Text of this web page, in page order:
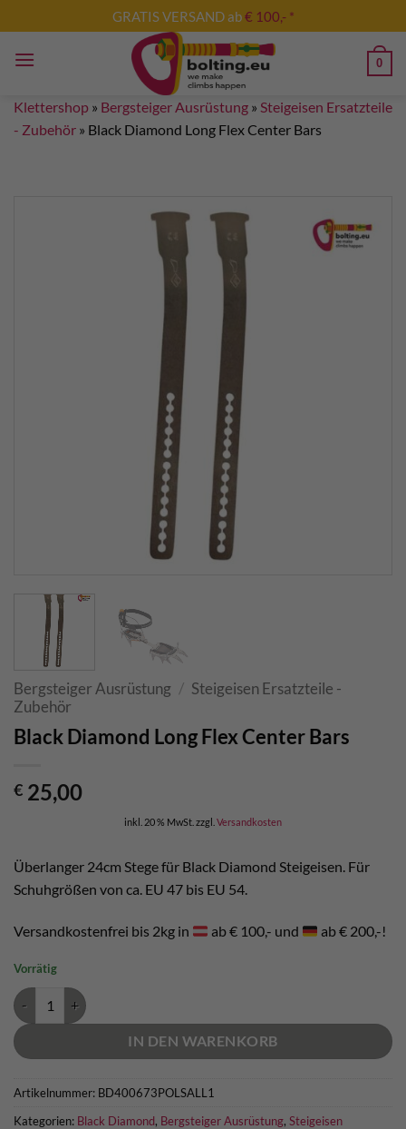
Inhalt
springen
GRATIS VERSAND ab€ 100,- *
0
Klettershop » Bergsteiger Ausrüstung » Steigeisen Ersatzteile
- Zubehör » Black Diamond Long Flex Center Bars
Bergsteiger Ausrüstung / Steigeisen Ersatzteile -
Zubehör
Black Diamond Long Flex Center Bars
€ 25,00
inkl. 20 % MwSt. zzgl. Versandkosten
Überlanger 24cm Stege für Black Diamond Steigeisen. Für
Schuhgrößen von ca. EU 47 bis EU 54.
Versandkostenfrei bis 2kg in ab € 100,- und ab € 200,-!
Vorrätig
Black Diamond Long Flex Center Bars Menge
IN DEN WARENKORB
Artikelnummer: BD400673POLSALL1
Kategorien: Black Diamond, Bergsteiger Ausrüstung, Steigeisen